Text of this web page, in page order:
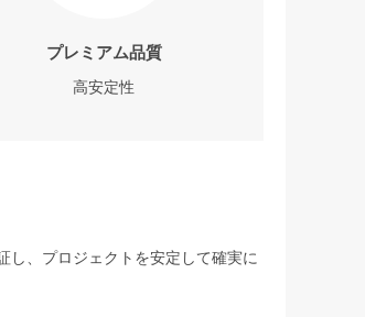
プレミアム品質
高安定性
、プロジェクトを安定して確実に